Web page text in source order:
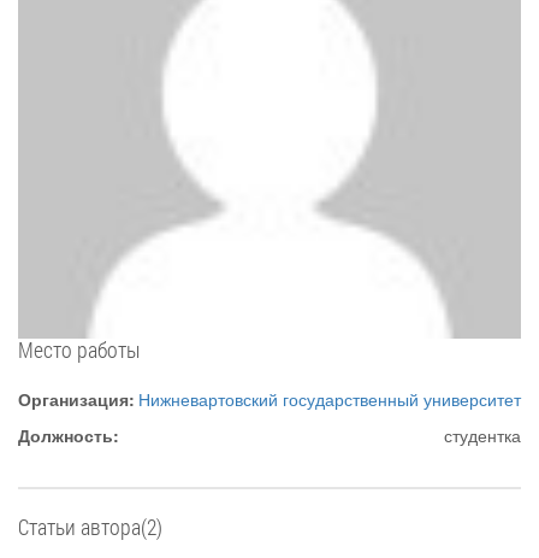
Место работы
Организация: Нижневартовский государственный университет
Должность:
студентка
Статьи автора(2)